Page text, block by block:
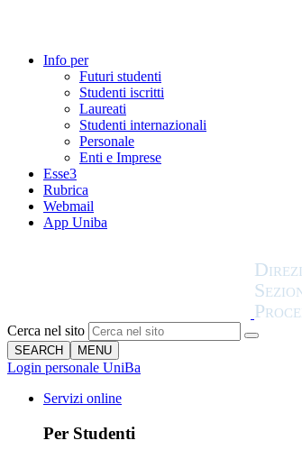
Info per
Futuri studenti
Studenti iscritti
Laureati
Studenti internazionali
Personale
Enti e Imprese
Esse3
Rubrica
Webmail
App Uniba
Cerca nel sito
SEARCH MENU
Login personale UniBa
Servizi online
Per Studenti